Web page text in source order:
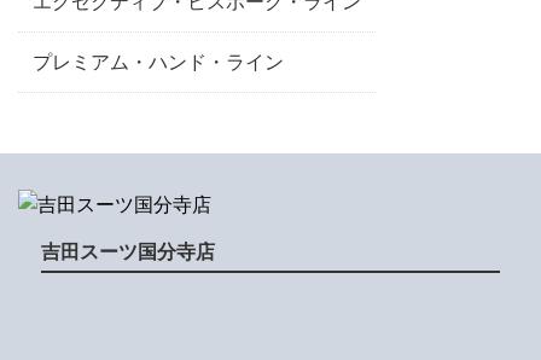
プレミアム・ハンド・ライン
吉田スーツ国分寺店